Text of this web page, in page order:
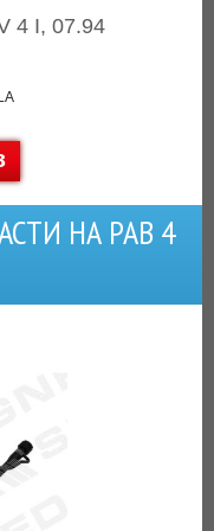
4 I, 07.94
НА РАВ 4